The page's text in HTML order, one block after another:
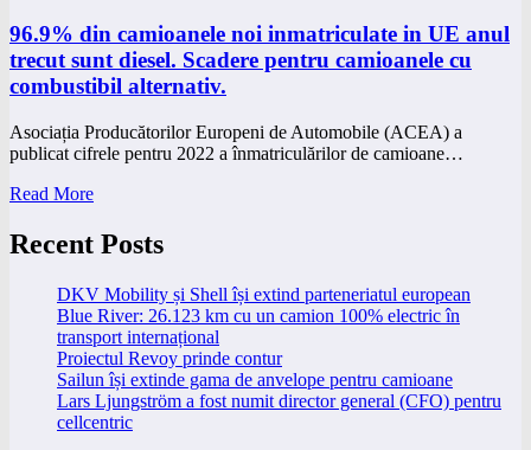
96.9% din camioanele noi inmatriculate in UE anul
trecut sunt diesel. Scadere pentru camioanele cu
combustibil alternativ.
Asociația Producătorilor Europeni de Automobile (ACEA) a
publicat cifrele pentru 2022 a înmatriculărilor de camioane…
Read More
Recent Posts
DKV Mobility și Shell își extind parteneriatul european
Blue River: 26.123 km cu un camion 100% electric în
transport internațional
Proiectul Revoy prinde contur
Sailun își extinde gama de anvelope pentru camioane
Lars Ljungström a fost numit director general (CFO) pentru
cellcentric